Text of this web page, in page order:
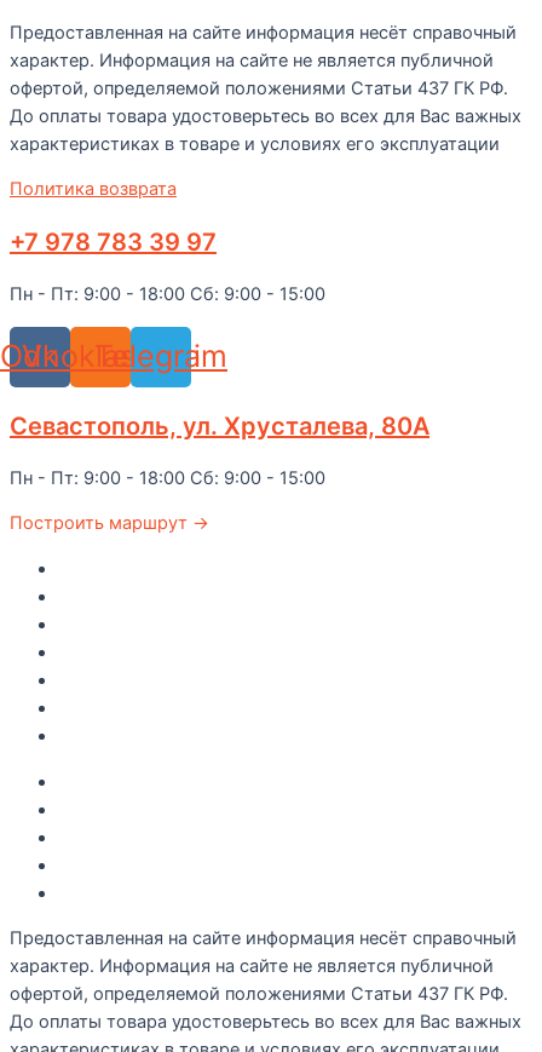
Предоставленная на сайте информация несёт справочный
характер. Информация на сайте не является публичной
офертой, определяемой положениями Статьи 437 ГК РФ.
До оплаты товара удостоверьтесь во всех для Вас важных
характеристиках в товаре и условиях его эксплуатации
Политика возврата
+7 978 783 39 97
Пн - Пт: 9:00 - 18:00 Сб: 9:00 - 15:00
Vk
Odnoklassniki
Telegram
Севастополь, ул. Хрусталева, 80А
Пн - Пт: 9:00 - 18:00 Сб: 9:00 - 15:00
Построить маршрут →
Предоставленная на сайте информация несёт справочный
характер. Информация на сайте не является публичной
офертой, определяемой положениями Статьи 437 ГК РФ.
До оплаты товара удостоверьтесь во всех для Вас важных